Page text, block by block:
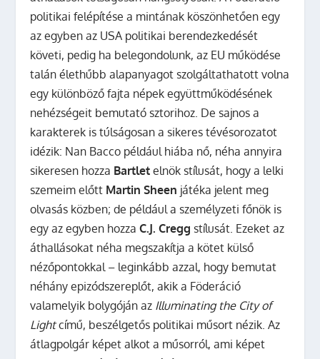
politikai felépítése a mintának köszönhetően egy
az egyben az USA politikai berendezkedését
követi, pedig ha belegondolunk, az EU működése
talán élethűbb alapanyagot szolgáltathatott volna
egy különböző fajta népek együttműködésének
nehézségeit bemutató sztorihoz. De sajnos a
karakterek is túlságosan a sikeres tévésorozatot
idézik: Nan Bacco például hiába nő, néha annyira
sikeresen hozza Bartlet elnök stílusát, hogy a lelki
szemeim előtt Martin Sheen játéka jelent meg
olvasás közben; de például a személyzeti főnök is
egy az egyben hozzaC.J. Cregg stílusát. Ezeket az
áthallásokat néha megszakítja a kötet külső
nézőpontokkal – leginkább azzal, hogy bemutat
néhány epizódszereplőt, akik a Föderáció
valamelyik bolygóján az Illuminating the City of
Lightcímű, beszélgetős politikai műsort nézik. Az
átlagpolgár képet alkot a műsorról, ami képet